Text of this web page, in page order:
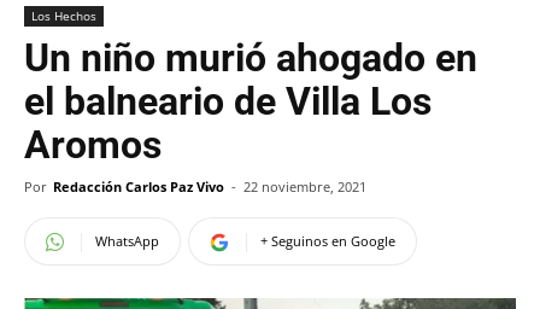
Los Hechos
Un niño murió ahogado en
el balneario de Villa Los
Aromos
Por Redacción Carlos Paz Vivo - 22 noviembre, 2021
WhatsApp + Seguinos en Google